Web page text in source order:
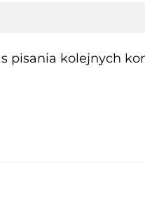
pisania kolejnych